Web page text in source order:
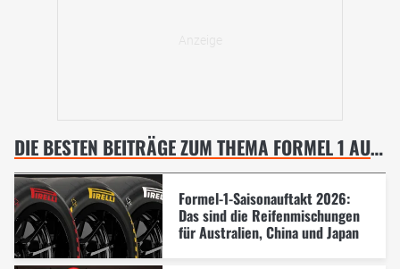
DIE BESTEN BEITRÄGE ZUM THEMA FORMEL 1 AUSTRALIEN GP, MELBOURNE
Formel-1-Saisonauftakt 2026:
Das sind die Reifenmischungen
für Australien, China und Japan